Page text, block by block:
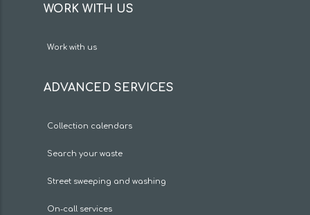
WORK WITH US
Work with us
ADVANCED SERVICES
Collection calendars
Search your waste
Street sweeping and washing
On-call services